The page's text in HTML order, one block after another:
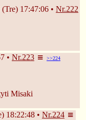
17:47:06 Nr.222
Nr.223 >>224
Misaki
18:22:48 Nr.224